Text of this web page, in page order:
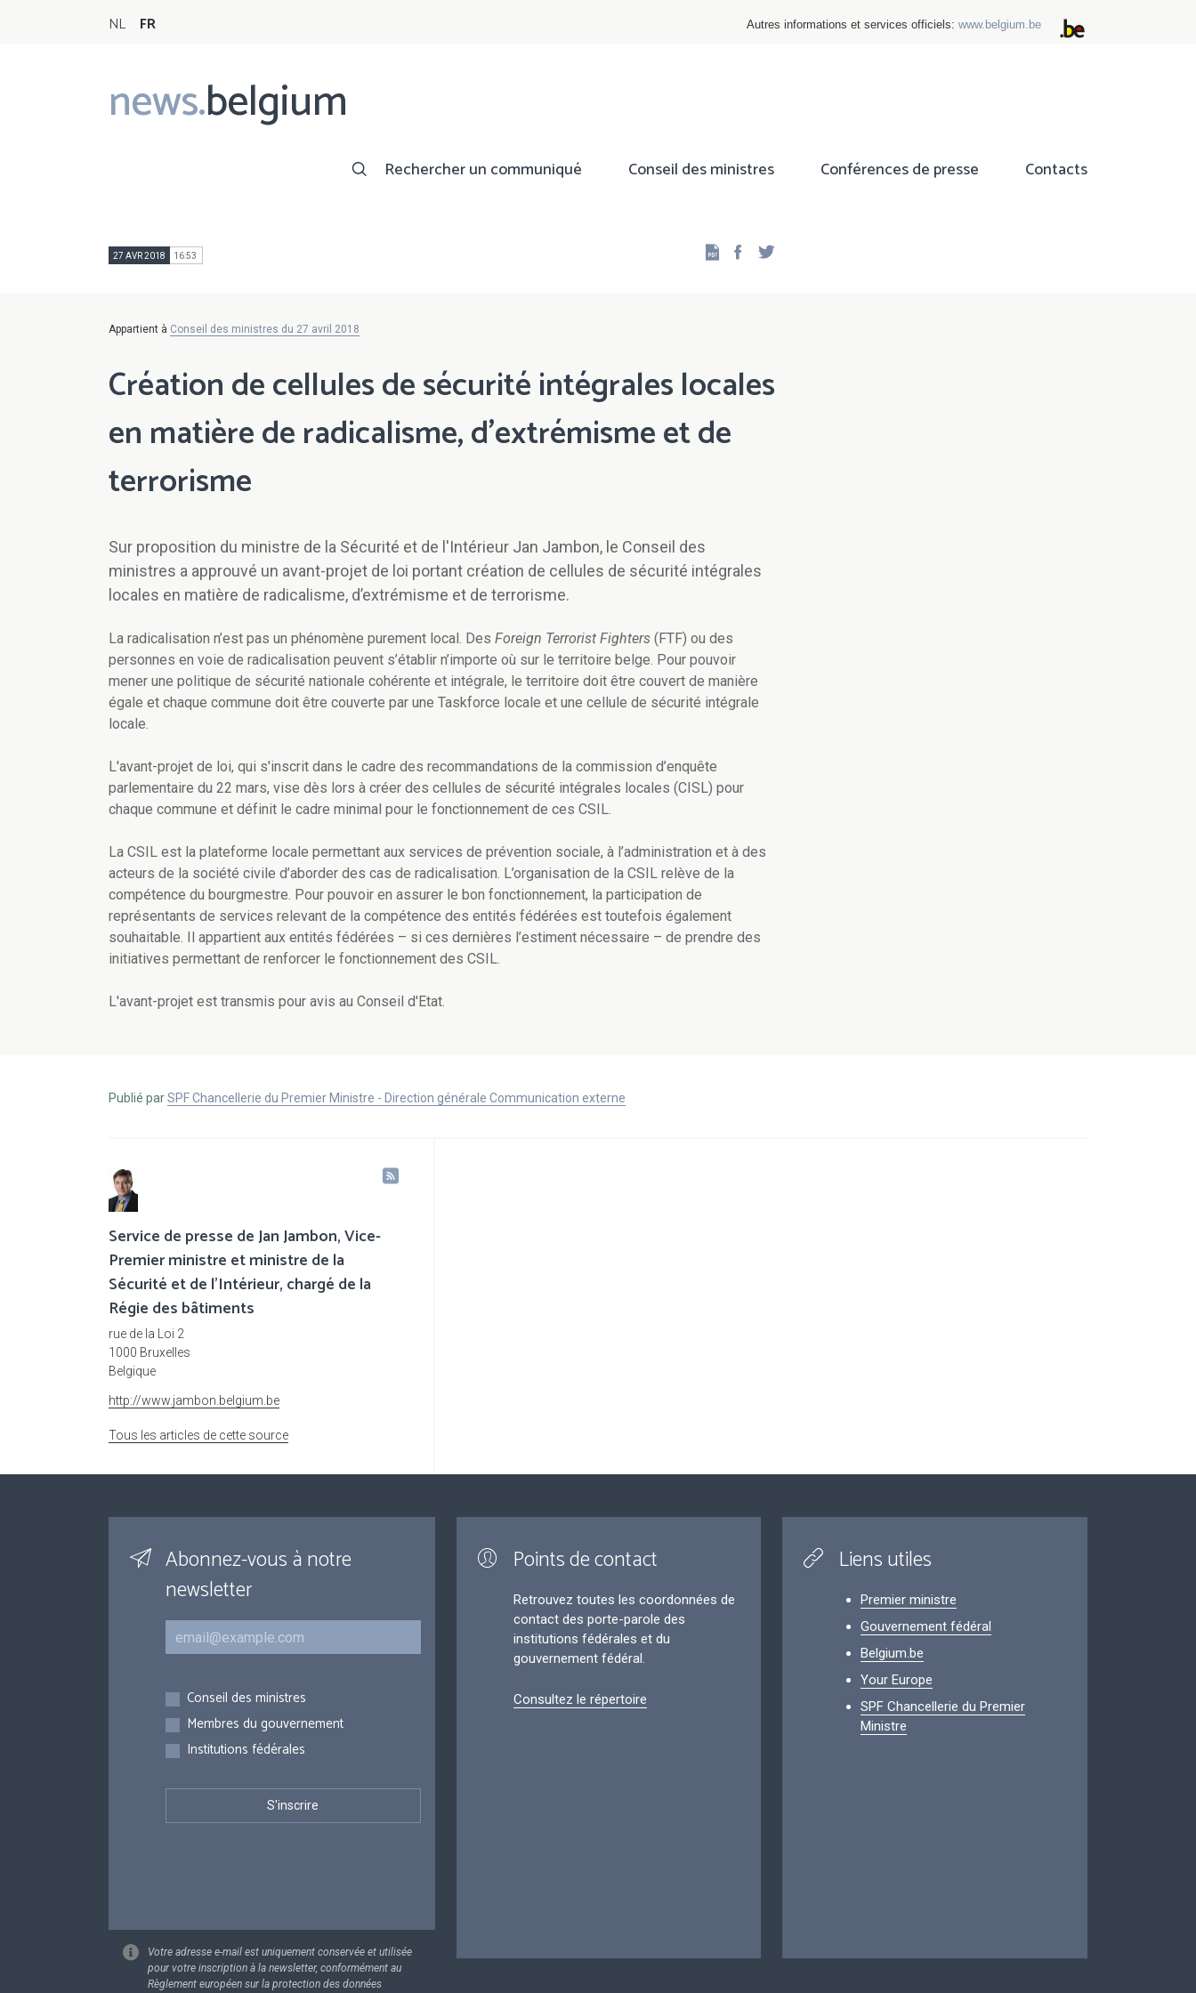
NL FR Autres informations et services officiels: www.belgium.be
news.belgium
Main
navigation
Rechercher un communiqué Conseil des ministres Conférences de presse Contacts
27 AVR 2018 16:53 Facebook
Appartient à Conseil des ministres du 27 avril 2018
Création de cellules de sécurité intégrales locales
en matière de radicalisme, d’extrémisme et de
terrorisme
Sur proposition du ministre de la Sécurité et de l'Intérieur Jan Jambon, le Conseil des
ministres a approuvé un avant-projet de loi portant création de cellules de sécurité intégrales
locales en matière de radicalisme, d’extrémisme et de terrorisme.
La radicalisation n’est pas un phénomène purement local. Des Foreign Terrorist Fighters (FTF) ou des
personnes en voie de radicalisation peuvent s’établir n’importe où sur le territoire belge. Pour pouvoir
mener une politique de sécurité nationale cohérente et intégrale, le territoire doit être couvert de manière
égale et chaque commune doit être couverte par une Taskforce locale et une cellule de sécurité intégrale
locale.
L'avant-projet de loi, qui s'inscrit dans le cadre des recommandations de la commission d’enquête
parlementaire du 22 mars, vise dès lors à créer des cellules de sécurité intégrales locales (CISL) pour
chaque commune et définit le cadre minimal pour le fonctionnement de ces CSIL.
La CSIL est la plateforme locale permettant aux services de prévention sociale, à l’administration et à des
acteurs de la société civile d’aborder des cas de radicalisation. L’organisation de la CSIL relève de la
compétence du bourgmestre. Pour pouvoir en assurer le bon fonctionnement, la participation de
représentants de services relevant de la compétence des entités fédérées est toutefois également
souhaitable. Il appartient aux entités fédérées – si ces dernières l’estiment nécessaire – de prendre des
initiatives permettant de renforcer le fonctionnement des CSIL.
L'avant-projet est transmis pour avis au Conseil d'Etat.
Publié parSPF Chancellerie du Premier Ministre - Direction générale Communication externe
Service de presse de Jan Jambon, Vice-
Premier ministre et ministre de la
Sécurité et de l'Intérieur, chargé de la
Régie des bâtiments
rue de la Loi 2
1000 Bruxelles
Belgique
http://www.jambon.belgium.be
Tous les articles de cette source
Abonnez-vous à notre
newsletter
Courriel
Inscriptions
Conseil des ministres
Membres du gouvernement
Institutions fédérales
Votre adresse e-mail est uniquement conservée et utilisée
pour votre inscription à la newsletter, conformément au
Règlement européen sur la protection des données
Points de contact
Retrouvez toutes les coordonnées de
contact des porte-parole des
institutions fédérales et du
gouvernement fédéral.
Consultez le répertoire
Liens utiles
Premier ministre
Gouvernement fédéral
Belgium.be
Your Europe
SPF Chancellerie du Premier
Ministre